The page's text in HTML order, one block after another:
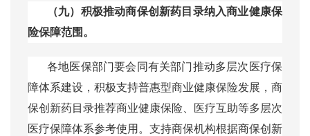
（九）积极推动商保创新药目录纳入商业健康保
险保障范围。
各地医保部门要会同有关部门推动多层次医疗保
障体系建设，积极支持普惠型商业健康保险发展，商
保创新药目录推荐商业健康保险、医疗互助等多层次
医疗保障体系参考使用。支持商保机构根据商保创新